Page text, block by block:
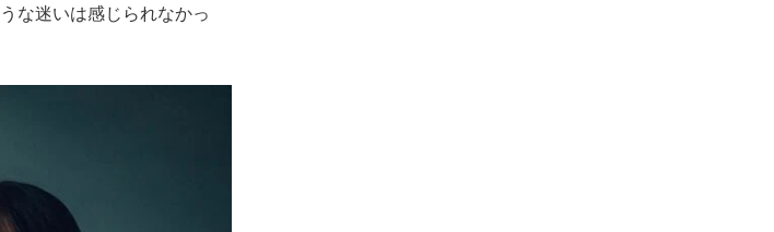
な迷いは感じられなかっ